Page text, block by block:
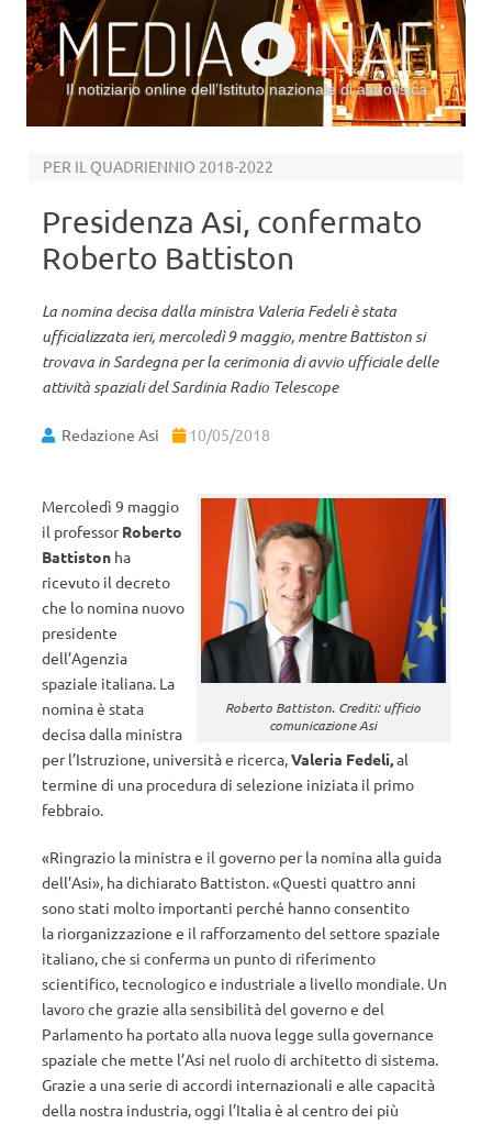
Il notiziario online dell’Istituto nazionale di astrofisica
PER IL QUADRIENNIO 2018-2022
Presidenza Asi, confermato
Roberto Battiston
La nomina decisa dalla ministra Valeria Fedeli è stata
ufficializzata ieri, mercoledì 9 maggio, mentre Battiston si
trovava in Sardegna per la cerimonia di avvio ufficiale delle
attività spaziali del Sardinia Radio Telescope
Redazione Asi 10/05/2018
Roberto Battiston. Crediti: ufficio
comunicazione Asi
Mercoledì 9 maggio
il professorRoberto
Battiston ha
ricevuto il decreto
che lo nomina nuovo
presidente
dell’Agenzia
spaziale italiana. La
nomina è stata
decisa dalla ministra
per l’Istruzione, università e ricerca,Valeria Fedeli,al
termine di una procedura di selezione iniziata il primo
febbraio.
«Ringrazio la ministra e il governo per la nomina alla guida
dell’Asi», ha dichiarato Battiston. «Questi quattro anni
sono stati molto importanti perché hanno consentito
la riorganizzazione e il rafforzamento del settore spaziale
italiano, che si conferma un punto di riferimento
scientifico, tecnologico e industriale a livello mondiale. Un
lavoro che grazie alla sensibilità del governo e del
Parlamento ha portato alla nuova legge sulla governance
spaziale che mette l’Asi nel ruolo di architetto di sistema.
Grazie a una serie di accordi internazionali e alle capacità
della nostra industria, oggi l’Italia è al centro dei più